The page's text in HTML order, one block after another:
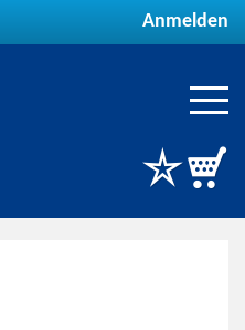
Anmelden